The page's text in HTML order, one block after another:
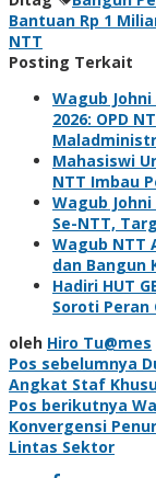
Bantuan Rp 1
NTT
Posting Terkait
Wagub
2026: OPD
Mahasiswi
NTT Imbau
Wagub
Se-NTT,
Wagub NTT
dan Bangun
Hadiri HUT
Soroti Peran
oleh Hiro Tu@mes
Navigasi
pos
Pos sebelumnya
Angkat Staf
Pos berikutnya
Konvergensi
Lintas Sektor